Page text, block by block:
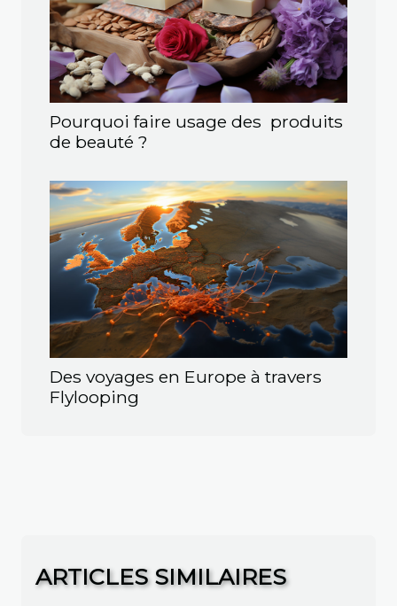
Pourquoi faire usage des produits
de beauté ?
Des voyages en Europe à travers
Flylooping
ARTICLES SIMILAIRES